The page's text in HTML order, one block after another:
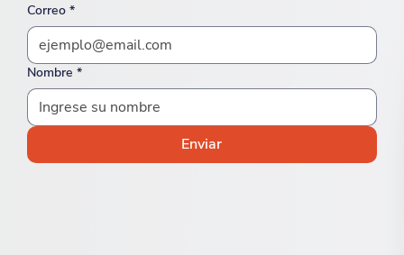
Correo *
Nombre *
Enviar